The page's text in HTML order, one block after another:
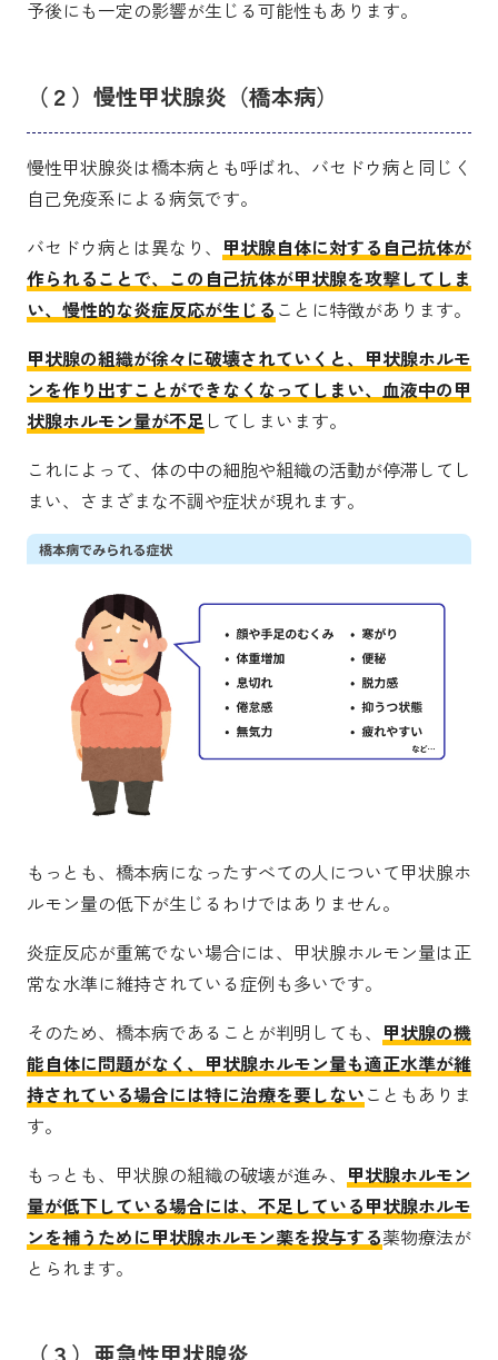
予後にも一定の影響が生じる可能性もあります。
（２）慢性甲状腺炎（橋本病）
慢性甲状腺炎は橋本病とも呼ばれ、バセドウ病と同じく
自己免疫系による病気です。
バセドウ病とは異なり、 甲状腺自体に対する自己抗体が
作られることで、この自己抗体が甲状腺を攻撃してしま
い、慢性的な炎症反応が生じる ことに特徴があります。
甲状腺の組織が徐々に破壊されていくと、甲状腺ホルモ
ンを作り出すことができなくなってしまい、血液中の甲
状腺ホルモン量が不足 してしまいます。
これによって、体の中の細胞や組織の活動が停滞してし
まい、さまざまな不調や症状が現れます。
もっとも、橋本病になったすべての人について甲状腺ホ
ルモン量の低下が生じるわけではありません。
炎症反応が重篤でない場合には、甲状腺ホルモン量は正
常な水準に維持されている症例も多いです。
そのため、橋本病であることが判明しても、 甲状腺の機
能自体に問題がなく、甲状腺ホルモン量も適正水準が維
持されている場合には特に治療を要しないこともありま
す。
もっとも、甲状腺の組織の破壊が進み、 甲状腺ホルモン
量が低下している場合には、不足している甲状腺ホルモ
ンを補うために甲状腺ホルモン薬を投与する薬物療法が
とられます。
（３）亜急性甲状腺炎